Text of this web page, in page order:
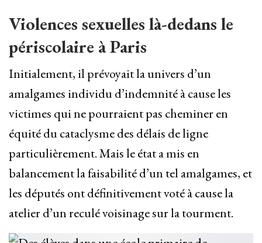
Violences sexuelles là-dedans le
périscolaire à Paris
Initialement, il prévoyait la univers d’un
amalgames individu d’indemnité à cause les
victimes qui ne pourraient pas cheminer en
équité du cataclysme des délais de ligne
particulièrement. Mais le état a mis en
balancement la faisabilité d’un tel amalgames, et
les députés ont définitivement voté à cause la
atelier d’un reculé voisinage sur la tourment.